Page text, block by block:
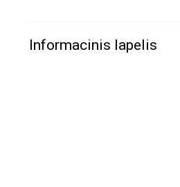
Informacinis lapelis